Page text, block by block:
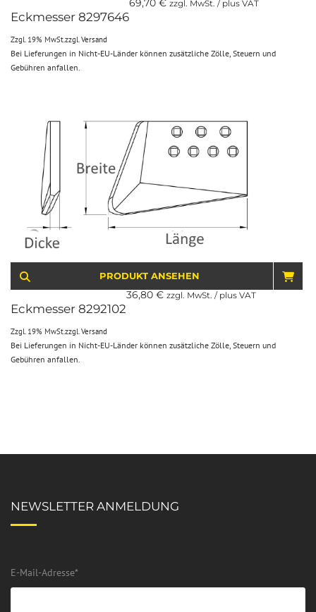
Eckmesser 8297646
zzgl. MwSt. / plus VAT
Zzgl. 19% MwSt.zzgl. Versand
Bei Lieferungen in Nicht-EU-Länder können zusätzliche Zölle, Steuern und
Gebühren anfallen.
PRODUKT ANSEHEN
Eckmesser 8292102
36,80 € zzgl. MwSt. / plus VAT
Zzgl. 19% MwSt.zzgl.Versand
Bei Lieferungen in Nicht-EU-Länder können zusätzliche Zölle, Steuern und
Gebühren anfallen.
NEWSLETTER ANMELDUNG
E-Mail-Adresse*